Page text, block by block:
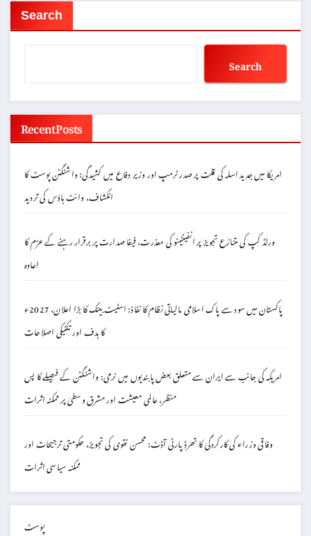
Search
Search
Recent Posts
امریکا میں جدید اسلہ کی قلت پر صدر ٹرمپ اور وزیر دفاع میں کشیدگی: واشنگٹن پوسٹ کا
انکشاف، وائٹ ہاؤس کی تردید
ورلڈ کپ کی متنازع تجویز پر انفینٹینو کی معذرت، فیفا صدارت پر برقرار رہنے کے عزم کا
اعادہ
پاکستان میں سود سے پاک اسلامی مالیاتی نظام کا نفاذ: اسٹیٹ بینک کا بڑا اعلان، 2027ء
کا ہدف اور تکنیکی اصلاحات
امریکہ کی جانب سے ایران سے متعلق بعض پابندیوں میں نرمی: واشنگٹن کے فیصلے کا پس
منظر، عالمی معیشت اور مشرق وسطیٰ پر ممکنہ اثرات
وفاقی وزراء کی کارکردگی کا تھرڈ پارٹی آڈٹ: محسن نقوی کی تجویز، حکومتی ترجیحات اور
ممکنہ سیاسی اثرات
پوسٹ